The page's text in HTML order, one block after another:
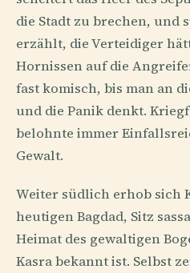
die Stadt zu brechen, und
erzählt, die Verteidiger
Hornissen auf die
fast komisch, bis man an
und die Panik denkt.
belohnte immer
Gewalt.
Weiter südlich erhob sich
heutigen Bagdad, Sitz
Heimat des gewaltigen
Kasra bekannt ist. Selbst